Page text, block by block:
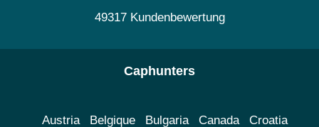
49317 Kundenbewertung
Caphunters
Austria Belgique Bulgaria Canada Croatia